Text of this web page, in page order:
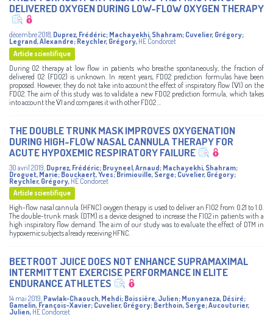
DELIVERED OXYGEN DURING LOW-FLOW OXYGEN THERAPY
décembre 2018, Duprez, Frédéric; Machayekhi, Shahram; Cuvelier, Grégory;
Legrand, Alexandre; Reychler, Grégory, HE Condorcet
Article scientifique
During O2 therapy at low flow in patients who breathe spontaneously, the fraction of
delivered O2 (FDO2) is unknown. In recent years, FDO2 prediction formulas have been
proposed. However, they do not take into account the effect of inspiratory flow (V̇I) on the
FDO2. The aim of this study was to validate a new FDO2 prediction formula, which takes
into account the V̇I and compares it with other FDO2 ...
THE DOUBLE TRUNK MASK IMPROVES OXYGENATION
DURING HIGH-FLOW NASAL CANNULA THERAPY FOR
ACUTE HYPOXEMIC RESPIRATORY FAILURE
30 avril 2019 Duprez, Frédéric; Bruyneel, Arnaud; Machayekhi, Shahram;
Droguet, Marie; Bouckaert, Yves;Brimiouille, Serge; Cuvelier, Grégory;
Reychler, Grégory, HE Condorcet
Article scientifique
High-flow nasal cannula (HFNC) oxygen therapy is used to deliver an FIO2 from 0.21 to 1.0.
The double-trunk mask (DTM) is a device designed to increase the FIO2 in patients with a
high inspiratory flow demand. The aim of our study was to evaluate the effect of DTM in
hypoxemic subjects already receiving HFNC.
BEETROOT JUICE DOES NOT ENHANCE SUPRAMAXIMAL
INTERMITTENT EXERCISE PERFORMANCE IN ELITE
ENDURANCE ATHLETES
14 mai 2019 Pawlak-Chaouch, Mehdi; Boissière, Julien; Munyaneza, Désiré;
Gamelin, François-Xavier; Cuvelier, Grégory; Berthoin, Serge;Aucouturier,
Julien, HE Condorcet